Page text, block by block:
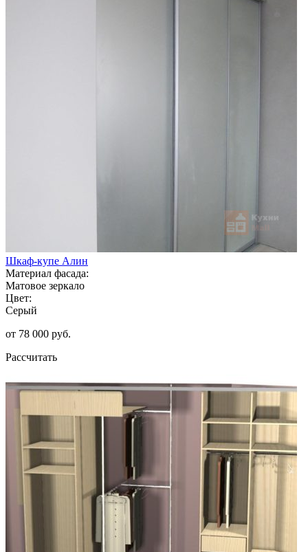
Шкаф-купе Алин
Материал фасада:
Матовое зеркало
Цвет:
Серый
от 78 000 руб.
Рассчитать